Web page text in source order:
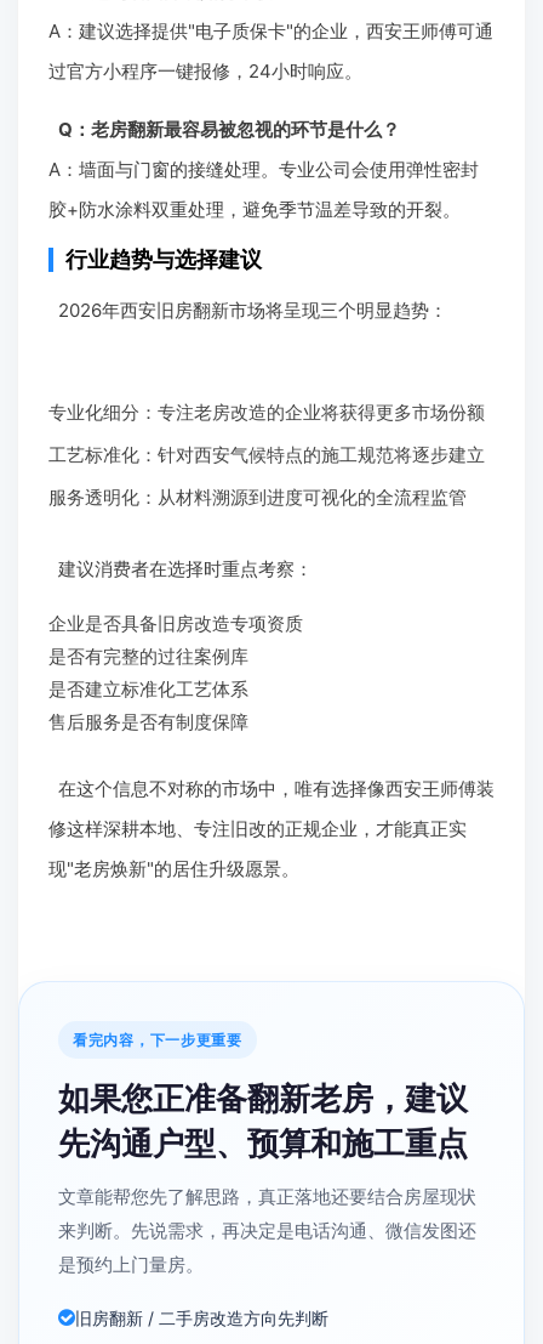
A：建议选择提供"电子质保卡"的企业，西安王师傅可通
过官方小程序一键报修，24小时响应。
Q：老房翻新最容易被忽视的环节是什么？
A：墙面与门窗的接缝处理。专业公司会使用弹性密封
胶+防水涂料双重处理，避免季节温差导致的开裂。
行业趋势与选择建议
2026年西安旧房翻新市场将呈现三个明显趋势：
专业化细分：专注老房改造的企业将获得更多市场份额
工艺标准化：针对西安气候特点的施工规范将逐步建立
服务透明化：从材料溯源到进度可视化的全流程监管
建议消费者在选择时重点考察：
企业是否具备旧房改造专项资质
是否有完整的过往案例库
是否建立标准化工艺体系
售后服务是否有制度保障
在这个信息不对称的市场中，唯有选择像西安王师傅装
修这样深耕本地、专注旧改的正规企业，才能真正实
现"老房焕新"的居住升级愿景。
看完内容，下一步更重要
如果您正准备翻新老房，建议
先沟通户型、预算和施工重点
文章能帮您先了解思路，真正落地还要结合房屋现状
来判断。先说需求，再决定是电话沟通、微信发图还
是预约上门量房。
旧房翻新 / 二手房改造方向先判断